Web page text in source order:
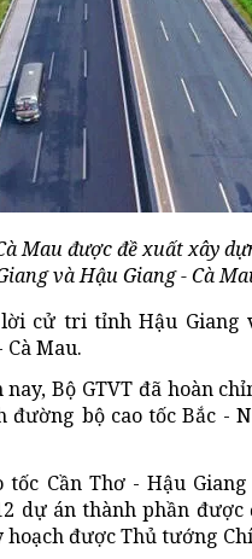
Mau được đề xuất xây
và Hậu Giang - Cà
cử tri tỉnh Hậu
Mau.
Bộ GTVT đã hoàn
bộ cao tốc Bắc -
tốc Cần Thơ - Hậu
dự án thành phần
hoạch được Thủ tướng